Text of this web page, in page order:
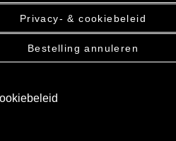
Privacy- & cookiebeleid
Bestelling annuleren